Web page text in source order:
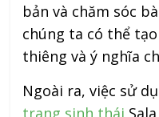
bản và chăm sóc
chúng ta có thể
thiêng và ý nghĩa
Ngoài ra, việc sử